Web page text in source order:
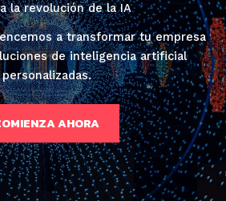
la revolución de la IA
a transformar tu empresa
de inteligencia artificial
personalizadas.
AHORA